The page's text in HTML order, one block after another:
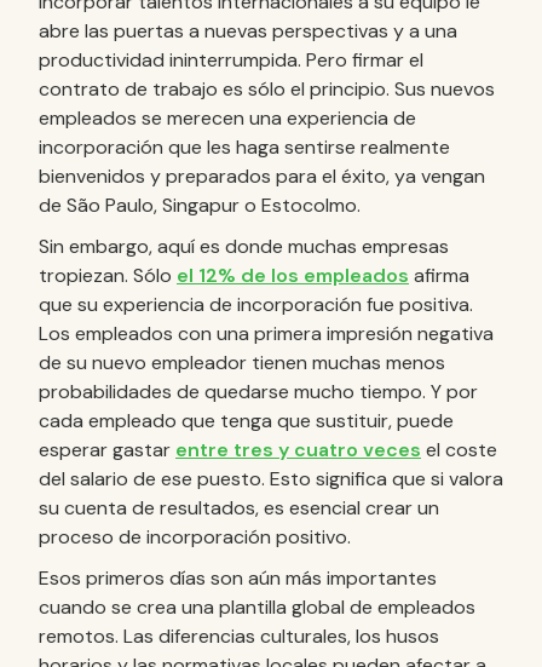
abre las puertas a nuevas perspectivas y a una
productividad ininterrumpida. Pero firmar el
contrato de trabajo es sólo el principio. Sus nuevos
empleados se merecen una experiencia de
incorporación que les haga sentirse realmente
bienvenidos y preparados para el éxito, ya vengan
de São Paulo, Singapur o Estocolmo.
Sin embargo, aquí es donde muchas empresas
tropiezan. Sólo el 12% de los empleados afirma
que su experiencia de incorporación fue positiva.
Los empleados con una primera impresión negativa
de su nuevo empleador tienen muchas menos
probabilidades de quedarse mucho tiempo. Y por
cada empleado que tenga que sustituir, puede
esperar gastar entre tres y cuatro veces el coste
del salario de ese puesto. Esto significa que si valora
su cuenta de resultados, es esencial crear un
proceso de incorporación positivo.
Esos primeros días son aún más importantes
cuando se crea una plantilla global de empleados
remotos. Las diferencias culturales, los husos